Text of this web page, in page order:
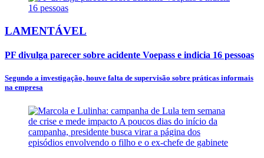
LAMENTÁVEL
PF divulga parecer sobre acidente Voepass e indicia 16 pessoas
Segundo a investigação, houve falta de supervisão sobre práticas informais
na empresa